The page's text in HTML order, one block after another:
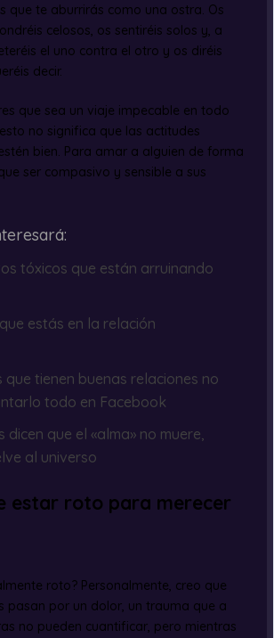
que te aburrirás como una ostra. Os
celosos, os sentiréis solos y, a
el uno contra el otro y os diréis
decir.
que sea un viaje impecable en todo
no significa que las actitudes
bien. Para amar a alguien de forma
ser compasivo y sensible a sus
tóxicos que están arruinando
estás en la relación
que tienen buenas relaciones no
todo en Facebook
dicen que el «alma» no muere,
al universo
estar roto para merecer
roto? Personalmente, creo que
pasan por un dolor, un trauma que a
no pueden cuantificar, pero mientras